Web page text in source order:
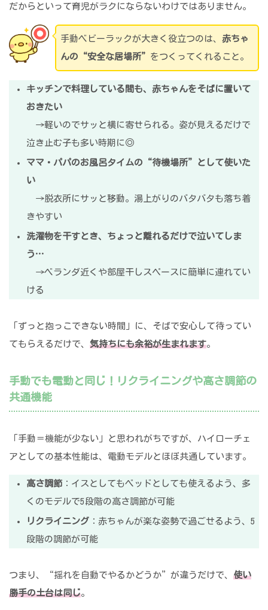
だからといって育児がラクにならないわけではありません。
手動ベビーラックが大きく役立つのは、 赤ちゃ
んの“安全な居場所” をつくってくれること。
キッチンで料理している間も、赤ちゃんをそばに置いて
おきたい
→軽いのでサッと横に寄せられる。姿が見えるだけで
泣き止む子も多い時期に◎
ママ・パパのお風呂タイムの“待機場所”として使いた
い
→脱衣所にサッと移動。湯上がりのバタバタも落ち着
きやすい
洗濯物を干すとき、ちょっと離れるだけで泣いてしま
う…
→ベランダ近くや部屋干しスペースに簡単に連れてい
ける
「ずっと抱っこできない時間」に、そばで安心して待ってい
てもらえるだけで、 気持ちにも余裕が生まれます。
手動でも電動と同じ！リクライニングや高さ調節の
共通機能
「手動＝機能が少ない」と思われがちですが、ハイローチェ
アとしての基本性能は、電動モデルとほぼ共通しています。
高さ調節 ：イスとしてもベッドとしても使えるよう、多
くのモデルで5段階の高さ調節が可能
リクライニング ：赤ちゃんが楽な姿勢で過ごせるよう、5
段階の調節が可能
つまり、“揺れを自動でやるかどうか”が違うだけで、 使い
勝手の土台は同じ。